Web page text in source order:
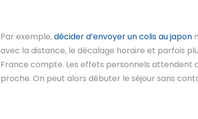
Par exemple,décider d’envoyer un colis au japon
avec la distance, le décalage horaire et parfois
France compte. Les effets personnels attendent
proche. On peut alors débuter le séjour sans